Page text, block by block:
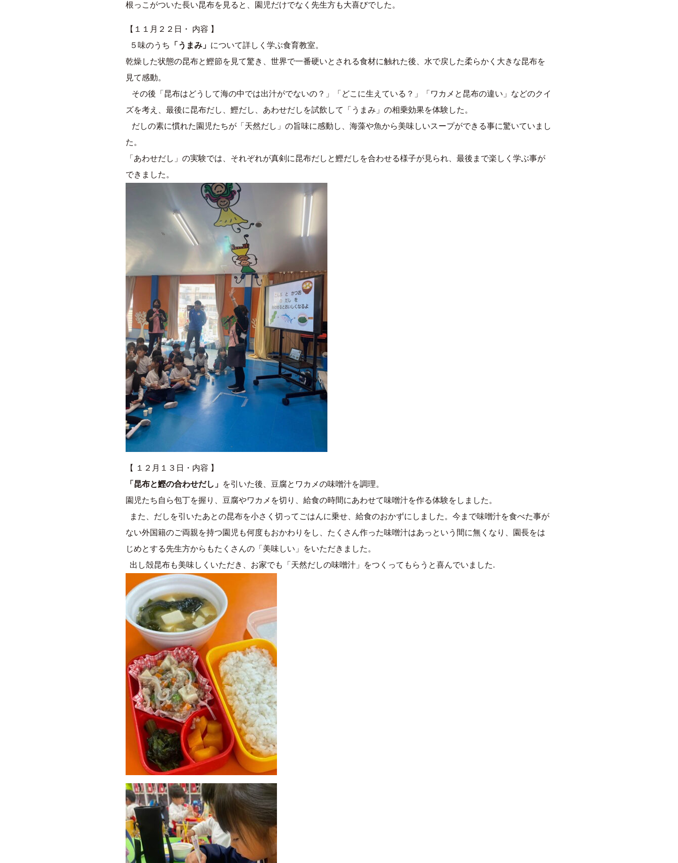
根っこがついた長い昆布を見ると、園児だけでなく先生方も大喜びでした。
【１１月２２日・ 内容 】
５味のうち
「うまみ」 について詳しく学ぶ食育教室。
乾燥した状態の昆布と鰹節を見て驚き、世界で一番硬いとされる食材に触れた後、水で戻した柔らかく大きな昆布を
見て感動。
その後「昆布はどうして海の中では出汁がでないの？」「どこに生えている？」「ワカメと昆布の違い」などのクイ
ズを考え、最後に昆布だし、鰹だし、あわせだしを試飲して「うまみ」の相乗効果を体験した。
だしの素に慣れた園児たちが「天然だし」の旨味に感動し、海藻や魚から美味しいスープができる事に驚いていまし
た。
「あわせだし」の実験では、それぞれが真剣に昆布だしと鰹だしを合わせる様子が見られ、最後まで楽しく学ぶ事が
できました。
【 １２月１３日・内容 】
「昆布と鰹の合わせだし」 を引いた後、豆腐とワカメの味噌汁を調理。
園児たち自ら包丁を握り、豆腐やワカメを切り、給食の時間にあわせて味噌汁を作る体験をしました。
また、だしを引いたあとの昆布を小さく切ってごはんに乗せ、給食のおかずにしました。今まで味噌汁を食べた事が
ない外国籍のご両親を持つ園児も何度もおかわりをし、たくさん作った味噌汁はあっという間に無くなり、園長をは
じめとする先生方からもたくさんの「美味しい」をいただきました。
出し殻昆布も美味しくいただき、お家でも「天然だしの味噌汁」をつくってもらうと喜んでいました.